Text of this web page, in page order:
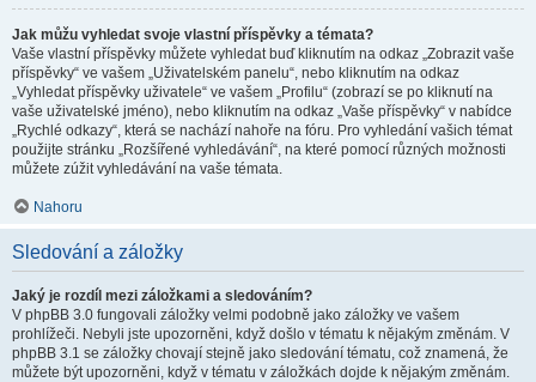
Jak můžu vyhledat svoje vlastní příspěvky a témata?
Vaše vlastní příspěvky můžete vyhledat buď kliknutím na odkaz „Zobrazit vaše
příspěvky“ ve vašem „Uživatelském panelu“, nebo kliknutím na odkaz
„Vyhledat příspěvky uživatele“ ve vašem „Profilu“ (zobrazí se po kliknutí na
vaše uživatelské jméno), nebo kliknutím na odkaz „Vaše příspěvky“ v nabídce
„Rychlé odkazy“, která se nachází nahoře na fóru. Pro vyhledání vašich témat
použijte stránku „Rozšířené vyhledávání“, na které pomocí různých možnosti
můžete zúžit vyhledávání na vaše témata.
Nahoru
Sledování a záložky
Jaký je rozdíl mezi záložkami a sledováním?
V phpBB 3.0 fungovali záložky velmi podobně jako záložky ve vašem
prohlížeči. Nebyli jste upozorněni, když došlo v tématu k nějakým změnám. V
phpBB 3.1 se záložky chovají stejně jako sledování tématu, což znamená, že
můžete být upozorněni, když v tématu v záložkách dojde k nějakým změnám.